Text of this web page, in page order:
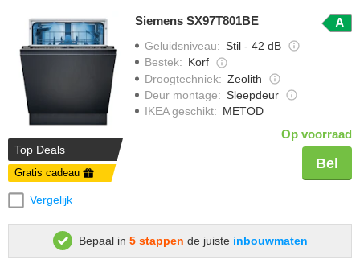
Top Deals
Gratis cadeau
Vergelijk
Siemens SX97T801BE A
Geluidsniveau: Stil - 42 dB
Bestek: Korf
Droogtechniek: Zeolith
Deur montage: Sleepdeur
IKEA geschikt: METOD
Op voorraad
Bel
Bepaal in 5 stappen de juiste inbouwmaten